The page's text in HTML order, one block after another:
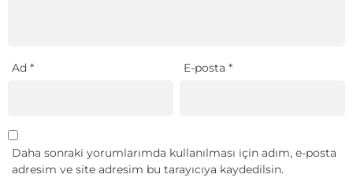
Ad * E-posta*
Daha sonraki yorumlarımda kullanılması için adım, e-posta
adresim ve site adresim bu tarayıcıya kaydedilsin.